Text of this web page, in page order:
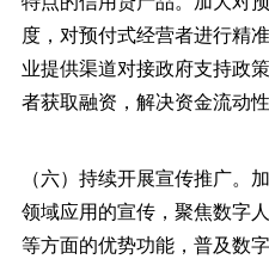
度，对预付式经营者进行精
业提供渠道对接政府支持政
者获取融资，解决资金流动性
（六）持续开展宣传推广。
领域应用的宣传，聚焦数字
等方面的优势功能，普及数